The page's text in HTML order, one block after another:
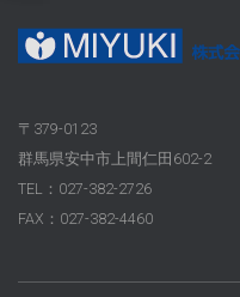
〒379-0123
群馬県安中市上間仁田602-2
TEL：027-382-2726
FAX：027-382-4460